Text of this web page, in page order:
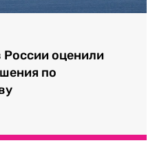
России оценили
по